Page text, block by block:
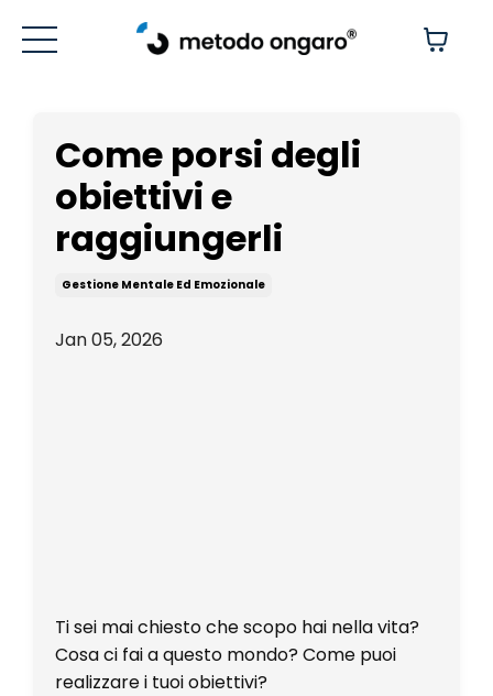
Come porsi degli
obiettivi e
raggiungerli
Gestione Mentale Ed Emozionale
Jan 05, 2026
Ti sei mai chiesto che scopo hai nella vita?
Cosa ci fai a questo mondo? Come puoi
realizzare i tuoi obiettivi?